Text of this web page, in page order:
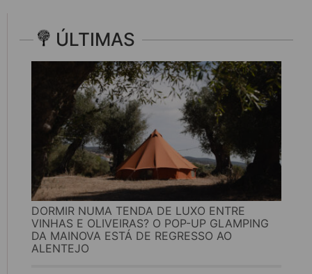
ÚLTIMAS
DORMIR NUMA TENDA DE LUXO ENTRE
VINHAS E OLIVEIRAS? O POP-UP GLAMPING
DA MAINOVA ESTÁ DE REGRESSO AO
ALENTEJO